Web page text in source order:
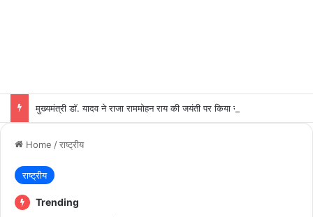
मुख्यमंत्री डॉ. यादव ने राजा राममोहन राय की जयंती पर किया नमन
Home /राष्ट्रीय
राष्ट्रीय
Trending